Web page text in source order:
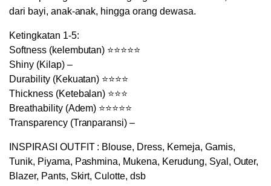
dari bayi, anak-anak, hingga orang dewasa.
Ketingkatan 1-5:
Softness (kelembutan) ⭐⭐⭐⭐⭐
Shiny (Kilap) –
Durability (Kekuatan) ⭐⭐⭐⭐
Thickness (Ketebalan) ⭐⭐⭐
Breathability (Adem) ⭐⭐⭐⭐⭐
Transparency (Tranparansi) –
INSPIRASI OUTFIT : Blouse, Dress, Kemeja, Gamis,
Tunik, Piyama, Pashmina, Mukena, Kerudung, Syal, Outer,
Blazer, Pants, Skirt, Culotte, dsb